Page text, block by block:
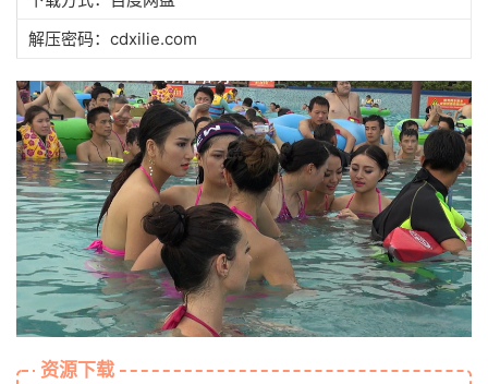
解压密码：cdxilie.com
资源下载